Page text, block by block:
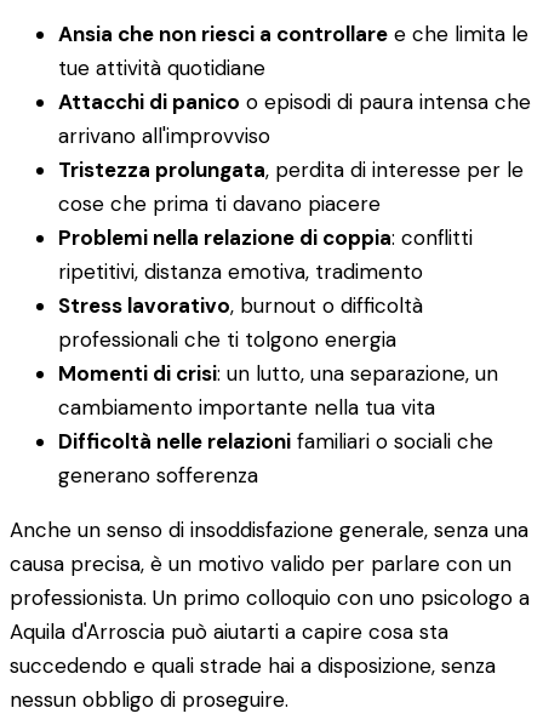
Ansia che non riesci a controllare e che limita le
tue attività quotidiane
Attacchi di panico o episodi di paura intensa che
arrivano all'improvviso
Tristezza prolungata, perdita di interesse per le
cose che prima ti davano piacere
Problemi nella relazione di coppia: conflitti
ripetitivi, distanza emotiva, tradimento
Stress lavorativo, burnout o difficoltà
professionali che ti tolgono energia
Momenti di crisi: un lutto, una separazione, un
cambiamento importante nella tua vita
Difficoltà nelle relazioni familiari o sociali che
generano sofferenza
Anche un senso di insoddisfazione generale, senza una
causa precisa, è un motivo valido per parlare con un
professionista. Un primo colloquio con uno psicologo a
Aquila d'Arroscia può aiutarti a capire cosa sta
succedendo e quali strade hai a disposizione, senza
nessun obbligo di proseguire.